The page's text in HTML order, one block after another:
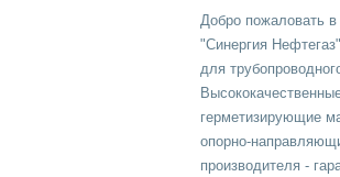
Добро пожаловать
"Синергия
для
герметизирующие
опорно-
производителя -